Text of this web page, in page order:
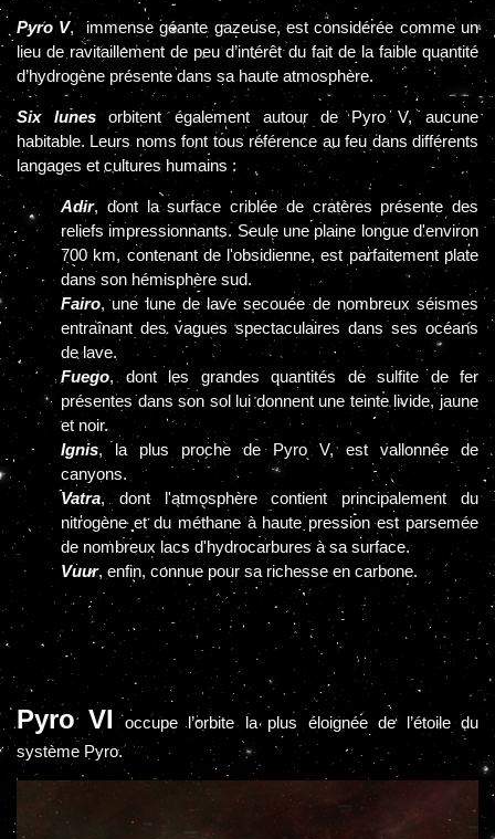
Pyro V, immense géante gazeuse, est considérée comme un
lieu de ravitaillement de peu d’intérêt du fait de la faible quantité
d’hydrogène présente dans sa haute atmosphère.
Six lunesorbitent également autour de Pyro V, aucune
habitable. Leurs noms font tous référence au feu dans différents
langages et cultures humains :
Adir, dont la surface criblée de cratères présente des
reliefs impressionnants. Seule une plaine longue d'environ
700 km, contenant de l'obsidienne, est parfaitement plate
dans son hémisphère sud.
Fairo, une lune de lave secouée de nombreux séismes
entraînant des vagues spectaculaires dans ses océans
de lave.
Fuego, dont les grandes quantités de sulfite de fer
présentes dans son sol lui donnent une teinte livide, jaune
et noir.
Ignis, la plus proche de Pyro V, est vallonnée de
canyons.
Vatra, dont l'atmosphère contient principalement du
nitrogène et du méthane à haute pression est parsemée
de nombreux lacs d'hydrocarbures à sa surface.
Vuur, enfin, connue pour sa richesse en carbone.
Pyro VI occupe l’orbite la plus éloignée de l’étoile du
système Pyro.